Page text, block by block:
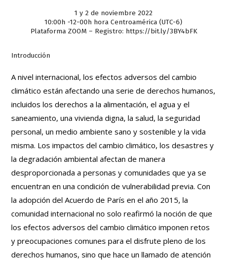
1 y 2 de noviembre 2022
10:00h -12-00h hora Centroamérica (UTC-6)
Plataforma ZOOM – Registro: https://bit.ly/3BY4bFK
Introducción
A nivel internacional, los efectos adversos del cambio
climático están afectando una serie de derechos humanos,
incluidos los derechos a la alimentación, el agua y el
saneamiento, una vivienda digna, la salud, la seguridad
personal, un medio ambiente sano y sostenible y la vida
misma. Los impactos del cambio climático, los desastres y
la degradación ambiental afectan de manera
desproporcionada a personas y comunidades que ya se
encuentran en una condición de vulnerabilidad previa. Con
la adopción del Acuerdo de París en el año 2015, la
comunidad internacional no solo reafirmó la noción de que
los efectos adversos del cambio climático imponen retos
y preocupaciones comunes para el disfrute pleno de los
derechos humanos, sino que hace un llamado de atención